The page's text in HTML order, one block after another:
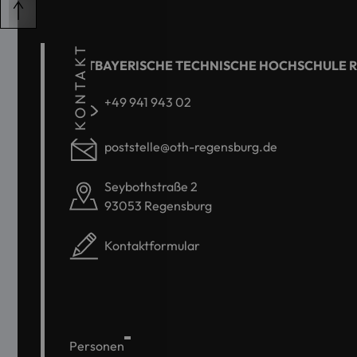
KONTAKT
OSTBAYERISCHE TECHNISCHE HOCHSCHULE
+49 941 943 02
poststelle@oth-regensburg.de
Seybothstraße 2
93053 Regensburg
Kontaktformular
Personen